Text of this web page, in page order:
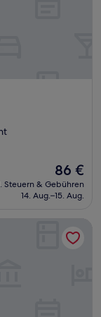
Der
Preis
beträgt
86 €
Steuern & Gebühren
14. Aug.–15. Aug.